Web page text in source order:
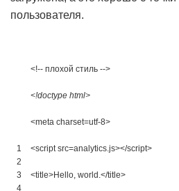
пользователя.
1
2
3
4
<!-- плохой стиль -->
<!doctype html>
<meta charset=utf-8>
<script src=analytics.js></script>
<title>Hello, world.</title>